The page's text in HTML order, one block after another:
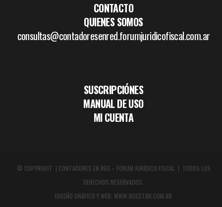
CONTACTO
QUIENES SOMOS
consultas@contadoresenred.forumjuridicofiscal.com.ar
SUSCRIPCIÓNES
MANUAL DE USO
MI CUENTA
© COPYRIGHT | CONTADORES EN RED – FORUM JURÍDICO FISCAL | TODOS LOS
DERECHOS RESERVADOS.
DISEÑO GRÁFICO Y WEB: WWW.BOCETAR.COM.AR